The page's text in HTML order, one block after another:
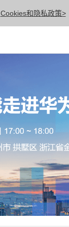
Cookies和隐私政策>